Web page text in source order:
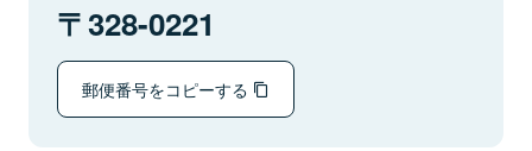
328-0221
郵便番号をコピーする